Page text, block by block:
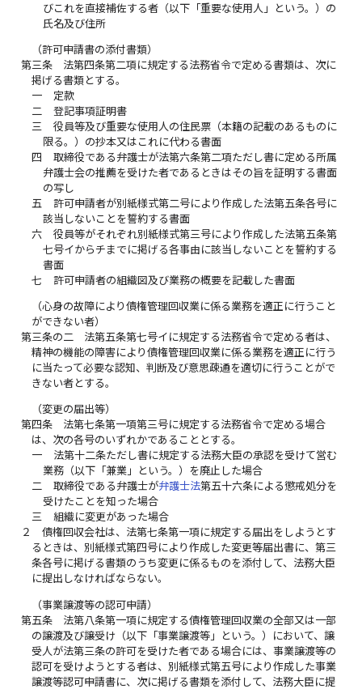
びこれを直接補佐する者（以下「重要な使用人」という。）の
氏名及び住所
（許可申請書の添付書類）
第三条
法第四条第二項に規定する法務省令で定める書類は、次に
掲げる書類とする。
一
定款
二
登記事項証明書
三
役員等及び重要な使用人の住民票（本籍の記載のあるものに
限る。）の抄本又はこれに代わる書面
四
取締役である弁護士が法第六条第二項ただし書に定める所属
弁護士会の推薦を受けた者であるときはその旨を証明する書面
の写し
五
許可申請者が別紙様式第二号により作成した法第五条各号に
該当しないことを誓約する書面
六
役員等がそれぞれ別紙様式第三号により作成した法第五条第
七号イからチまでに掲げる各事由に該当しないことを誓約する
書面
七
許可申請者の組織図及び業務の概要を記載した書面
（心身の故障により債権管理回収業に係る業務を適正に行うこと
ができない者）
第三条の二
法第五条第七号イに規定する法務省令で定める者は、
精神の機能の障害により債権管理回収業に係る業務を適正に行う
に当たって必要な認知、判断及び意思疎通を適切に行うことがで
きない者とする。
（変更の届出等）
第四条
法第七条第一項第三号に規定する法務省令で定める場合
は、次の各号のいずれかであることとする。
一
法第十二条ただし書に規定する法務大臣の承認を受けて営む
業務（以下「兼業」という。）を廃止した場合
二
取締役である弁護士が弁護士法第五十六条による懲戒処分を
受けたことを知った場合
三
組織に変更があった場合
２
債権回収会社は、法第七条第一項に規定する届出をしようとす
るときは、別紙様式第四号により作成した変更等届出書に、第三
条各号に掲げる書類のうち変更に係るものを添付して、法務大臣
に提出しなければならない。
（事業譲渡等の認可申請）
第五条
法第八条第一項に規定する債権管理回収業の全部又は一部
の譲渡及び譲受け（以下「事業譲渡等」という。）において、譲
受人が法第三条の許可を受けた者である場合には、事業譲渡等の
認可を受けようとする者は、別紙様式第五号により作成した事業
譲渡等認可申請書に、次に掲げる書類を添付して、法務大臣に提